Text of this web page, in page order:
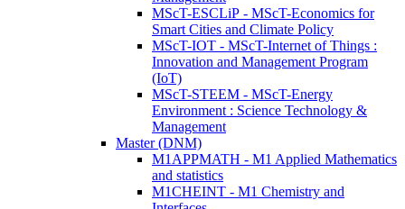
MScT-ESCLiP - MScT-Economics for
Smart Cities and Climate Policy
MScT-IOT - MScT-Internet of Things :
Innovation and Management Program
(IoT)
MScT-STEEM - MScT-Energy
Environment : Science Technology &
Management
Master (DNM)
M1APPMATH - M1 Applied Mathematics
and statistics
M1CHEINT - M1 Chemistry and